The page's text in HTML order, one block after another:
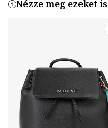
Nézze meg ezeket is